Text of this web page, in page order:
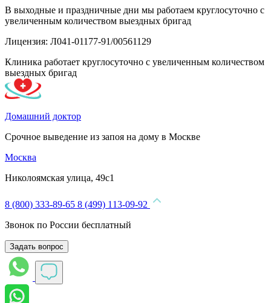
В выходные и праздничные дни мы работаем круглосуточно с
увеличенным количеством выездных бригад
Лицензия: Л041-01177-91/00561129
Клиника работает круглосуточно с увеличенным количеством
выездных бригад
Домашний доктор
Срочное выведение из запоя на дому в Москве
Москва
Николоямская улица, 49с1
8 (800) 333-89-65 8 (499) 113-09-92
Звонок по России бесплатный
Задать вопрос